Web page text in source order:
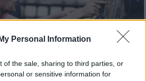
Personal Information
of the sale, sharing to third parties, or
or sensitive information for